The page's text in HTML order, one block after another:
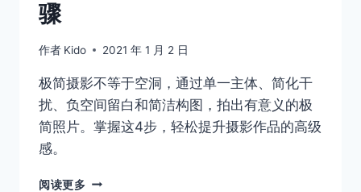
骤
作者 Kido 2021 年 1 月 2 日
极简摄影不等于空洞，通过单一主体、简化干
扰、负空间留白和简洁构图，拍出有意义的极
简照片。掌握这4步，轻松提升摄影作品的高级
感。
阅读更多 拍